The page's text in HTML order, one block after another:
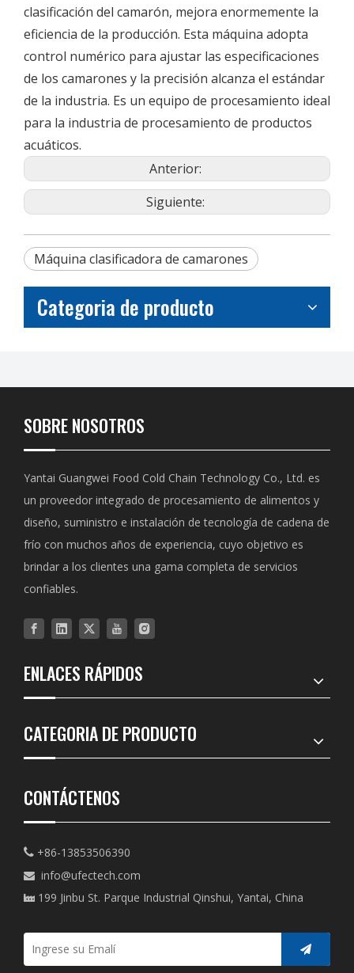
clasificación del camarón, mejora enormemente la
eficiencia de la producción. Esta máquina adopta
control numérico para ajustar las especificaciones
de los camarones y la precisión alcanza el estándar
de la industria. Es un equipo de procesamiento ideal
para la industria de procesamiento de productos
acuáticos.
Anterior:
Siguiente:
Máquina clasificadora de camarones
Categoria de producto
SOBRE NOSOTROS
Yantai Guangwei Food Cold Chain Technology Co., Ltd. es
un proveedor integrado de procesamiento de alimentos y
diseño, suministro e instalación de tecnología de cadena de
frío con muchos años de experiencia, cuyo objetivo es
brindar a los clientes una gama completa de servicios
confiables.
ENLACES RÁPIDOS
CATEGORIA DE PRODUCTO
CONTÁCTENOS
 +86-13853506390
 info@ufectech.com
 199 Jinbu St. Parque Industrial Qinshui, Yantai, China